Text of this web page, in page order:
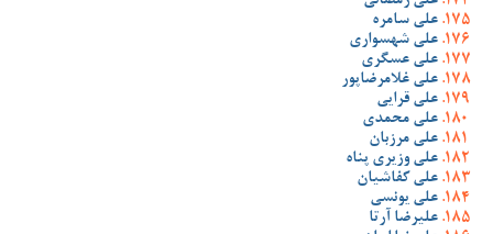
علی سامره
علی شهسواری
علی عسگری
علی غلامرضاپور
علی قرایی
علی محمدی
علی مرزبان
علی وزیری پناه
علی کفاشیان
علی یونسی
علیرضا آرتا